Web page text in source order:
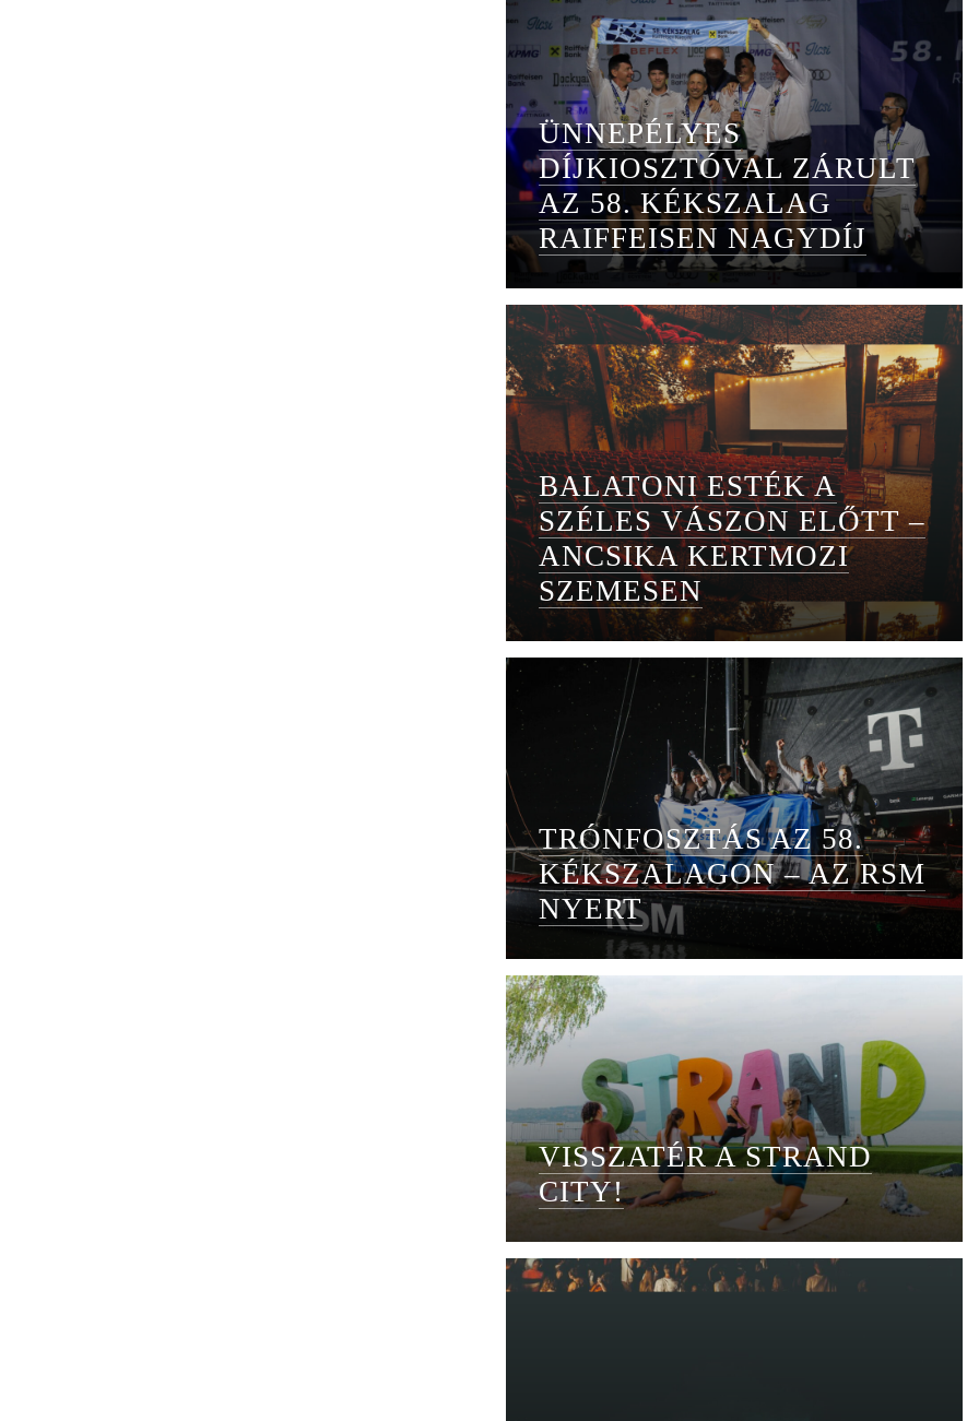
ÜNNEPÉLYES
DÍJKIOSZTÓVAL ZÁRULT
AZ 58. KÉKSZALAG
RAIFFEISEN NAGYDÍJ
BALATONI ESTÉK A
SZÉLES VÁSZON ELŐTT –
ANCSIKA KERTMOZI
SZEMESEN
TRÓNFOSZTÁS AZ 58.
KÉKSZALAGON – AZ RSM
NYERT
VISSZATÉR A STRAND
CITY!